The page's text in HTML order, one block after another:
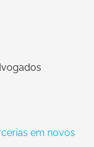
em novos